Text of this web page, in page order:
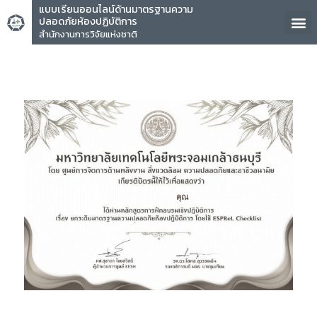
แบบเรียนออนไลน์ด้านมาตรฐานความ
ปลอดภัยห้องปฏิบัติการ
สำนักงานการวิจัยแห่งชาติ
คุณ